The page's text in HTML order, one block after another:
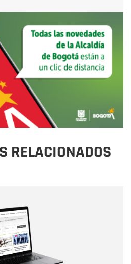
RELACIONADOS